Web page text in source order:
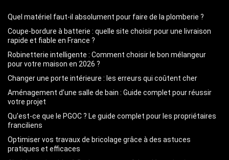
Quel matériel faut-il absolument pour faire de la plomberie ?
Coupe-bordure à batterie : quelle site choisir pour une livraison
rapide et fiable en France ?
Robinetterie intelligente : Comment choisir le bon mélangeur
pour votre maison en 2026 ?
Changer une porte intérieure : les erreurs qui coûtent cher
Aménagement d’une salle de bain : Guide complet pour réussir
votre projet
Qu’est-ce que le PGOC ? Le guide complet pour les propriétaires
franciliens
Optimiser vos travaux de bricolage grâce à des astuces
pratiques et efficaces